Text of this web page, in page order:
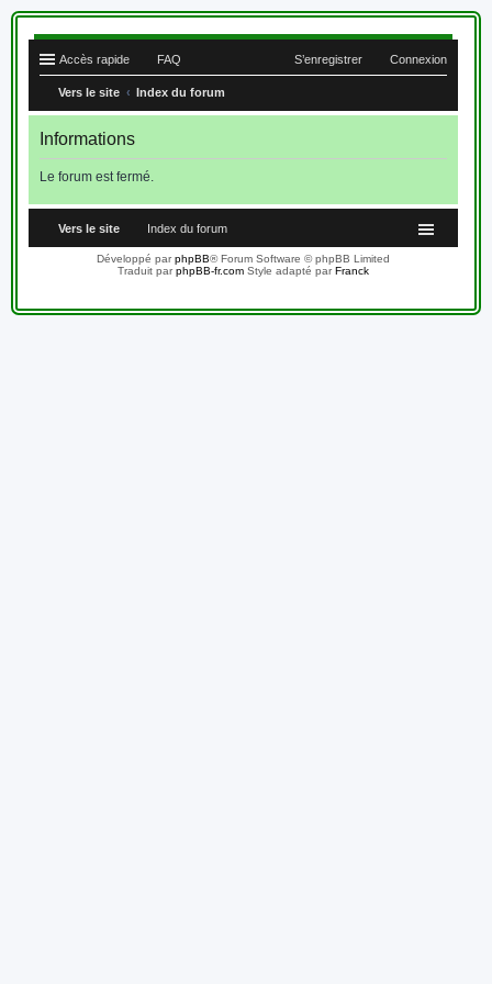
Accès rapide FAQ Connexion
S’enregistrer
Vers le site Index du forum
Informations
Le forum est fermé.
Vers le site Index du forum
Développé parphpBB® Forum Software © phpBB Limited
Traduit parphpBB-fr.comStyle adapté parFranck